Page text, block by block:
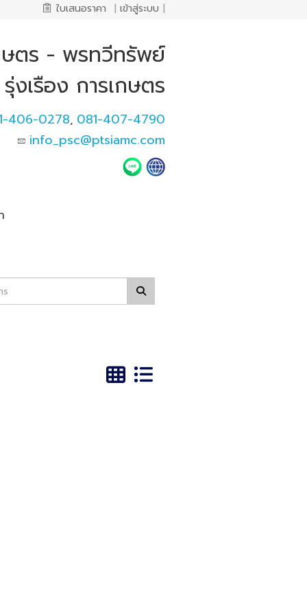
ใบเสนอราคา | เข้าสู่ระบบ |
ษตร - พรทวีทรัพย์
รุ่งเรือง การเกษตร
406-0278, 081-407-4790
info_psc@ptsiamc.com